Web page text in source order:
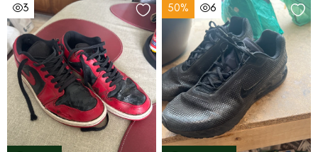
3 50% 6